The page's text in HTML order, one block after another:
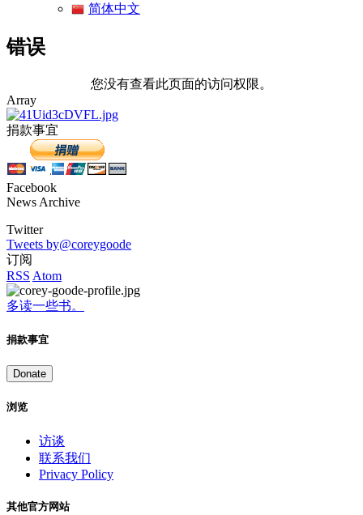
简体中文
错误
您没有查看此页面的访问权限。
Array
捐款事宜
Facebook
News Archive
Twitter
Tweets by@coreygoode
订阅
RSS Atom
多读一些书。
捐款事宜
Donate
浏览
访谈
联系我们
Privacy Policy
其他官方网站